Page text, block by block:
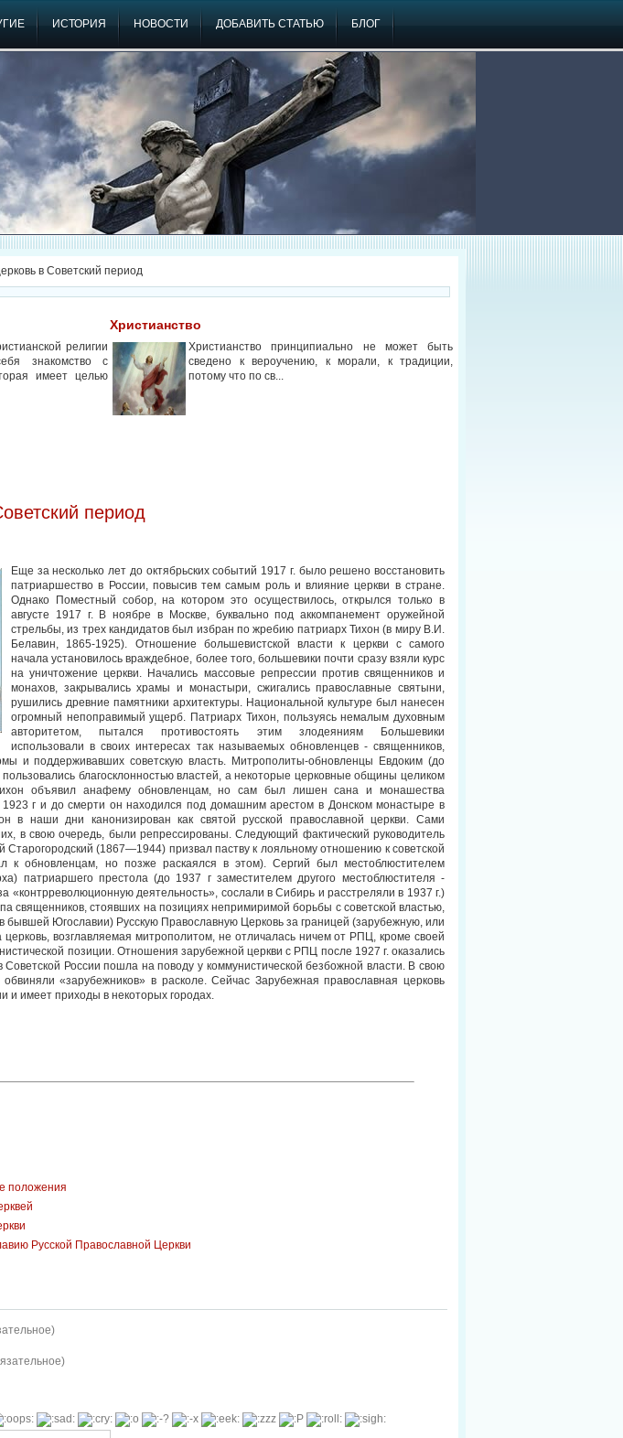
ИСТОРИЯ НОВОСТИ ДОБАВИТЬ СТАТЬЮ БЛОГ
в Советский период
религии
знакомство с
имеет целью
Христианство
Христианство принципиально не может быть
сведено к вероучению, к морали, к традиции,
потому что по св...
период
Еще за несколько лет до октябрьских событий 1917 г. было решено восстановить
патриаршество в России, повысив тем самым роль и влияние церкви в стране.
Однако Поместный собор, на котором это осуществилось, открылся только в
августе 1917 г. В ноябре в Москве, буквально под аккомпанемент оружейной
стрельбы, из трех кандидатов был избран по жребию патриарх Тихон (в миру В.И.
Белавин, 1865-1925). Отношение большевистской власти к церкви с самого
начала установилось враждебное, более того, большевики почти сразу взяли курс
на уничтожение церкви. Начались массовые репрессии против священников и
монахов, закрывались храмы и монастыри, сжигались православные святыни,
рушились древние памятники архитектуры. Национальной культуре был нанесен
огромный непоправимый ущерб. Патриарх Тихон, пользуясь немалым духовным
авторитетом, пытался противостоять этим злодеяниям Большевики
использовали в своих интересах так называемых обновленцев - священников,
и поддерживавших советскую власть. Митрополиты-обновленцы Евдоким (до
благосклонностью властей, а некоторые церковные общины целиком
объявил анафему обновленцам, но сам был лишен сана и монашества
г и до смерти он находился под домашним арестом в Донском монастыре в
в наши дни канонизирован как святой русской православной церкви. Сами
в свою очередь, были репрессированы. Следующий фактический руководитель
Старогородский (1867—1944) призвал паству к лояльному отношению к советской
к обновленцам, но позже раскаялся в этом). Сергий был местоблюстителем
патриаршего престола (до 1937 г заместителем другого местоблюстителя -
«контрреволюционную деятельность», сослали в Сибирь и расстреляли в 1937 г.)
священников, стоявших на позициях непримиримой борьбы с советской властью,
бывшей Югославии) Русскую Православную Церковь за границей (зарубежную, или
возглавляемая митрополитом, не отличалась ничем от РПЦ, кроме своей
позиции. Отношения зарубежной церкви с РПЦ после 1927 г. оказались
России пошла на поводу у коммунистической безбожной власти. В свою
«зарубежников» в расколе. Сейчас Зарубежная православная церковь
и имеет приходы в некоторых городах.
положения
Русской Православной Церкви